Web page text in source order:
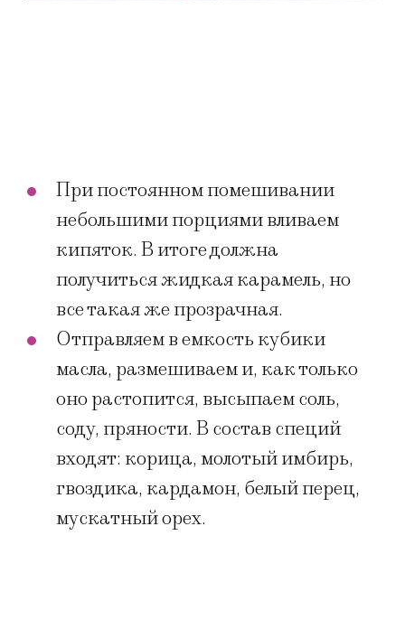
При постоянном помешивании
небольшими порциями вливаем
кипяток. В итоге должна
получиться жидкая карамель, но
все такая же прозрачная.
Отправляем в емкость кубики
масла, размешиваем и, как только
оно растопится, высыпаем соль,
соду, пряности. В состав специй
входят: корица, молотый имбирь,
гвоздика, кардамон, белый перец,
мускатный орех.